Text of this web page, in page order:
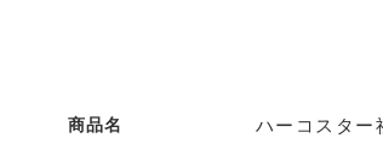
商品名 ハーコスター